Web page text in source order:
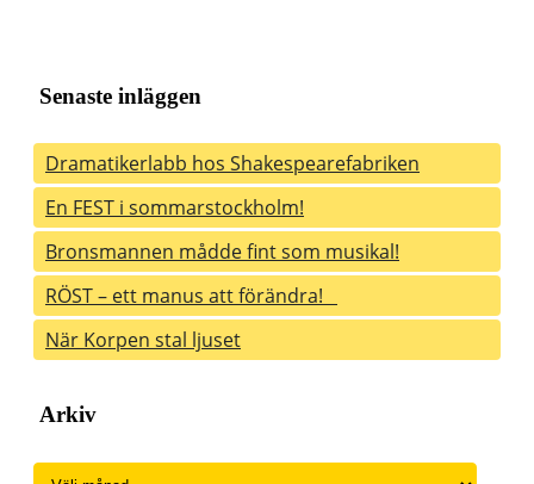
Senaste inläggen
Dramatikerlabb hos Shakespearefabriken
En FEST i sommarstockholm!
Bronsmannen mådde fint som musikal!
RÖST – ett manus att förändra!
När Korpen stal ljuset
Arkiv
Arkiv